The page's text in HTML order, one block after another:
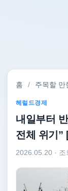
홈 / 주목할 만
헤럴드경제
내일부터
전체 위기”
2026.05.20 ·